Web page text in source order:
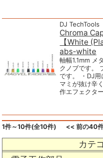
カテ
DJ TechTools
Chroma
【White
abs-white
軸幅1.1mm メ
クノブです。
です。 ・DJ用
マミが抜け辛
作エフェクタ
1件～10件(全10件) << 前の40